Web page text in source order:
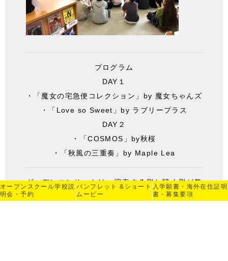
オープンスクール学校説
明会・予約
パンフレット & ショート
ムービー
入学願書・海外在住証明
書・募集要項
プログラム
DAY１
・「魔女の宅急便コレクション」by 魔女ちゃんズ
・「Love so Sweet」by ラブリープラス
DAY２
・「COSMOS」by秋桜
・「秋風の三重奏」by Maple Lea
ガーデンコンサートは、演奏する側と聴く側が気
軽に音楽を共有できる貴重な機会です。今後の開